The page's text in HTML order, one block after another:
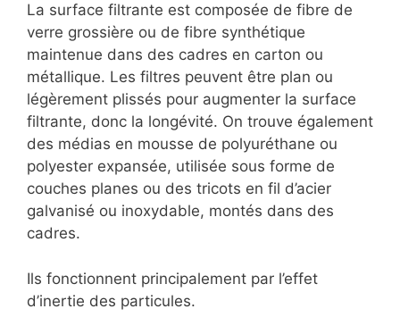
La surface filtrante est composée de fibre de
verre grossière ou de fibre synthétique
maintenue dans des cadres en carton ou
métallique. Les filtres peuvent être plan ou
légèrement plissés pour augmenter la surface
filtrante, donc la longévité. On trouve également
des médias en mousse de polyuréthane ou
polyester expansée, utilisée sous forme de
couches planes ou des tricots en fil d’acier
galvanisé ou inoxydable, montés dans des
cadres.
Ils fonctionnent principalement par l’effet
d’inertie des particules.